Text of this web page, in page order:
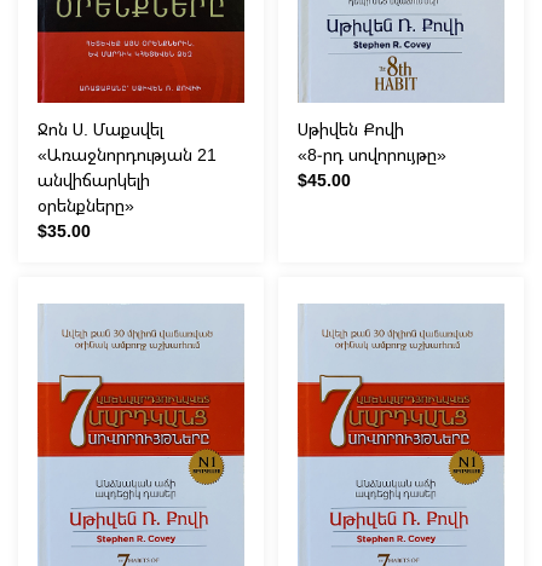
Ջոն Ս. Մաքսվել
«Առաջնորդության 21
անվիճարկելի
օրենքները»
$35.00
Սթիվեն Քովի
«8-րդ սովորույթը»
$45.00